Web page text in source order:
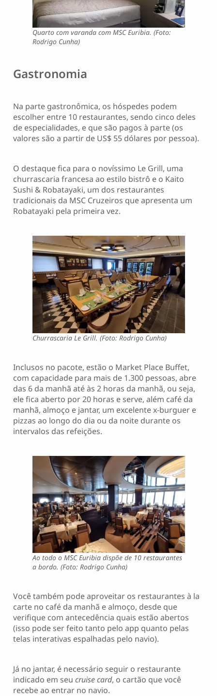
Quarto com varanda com MSC Euribia. (Foto:
Rodrigo Cunha)
Gastronomia
Na parte gastronômica, os hóspedes podem
escolher entre 10 restaurantes, sendo cinco deles
de especialidades, e que são pagos à parte (os
valores são a partir de US$ 55 dólares por pessoa).
O destaque fica para o novíssimo Le Grill, uma
churrascaria francesa ao estilo bistrô e o Kaito
Sushi & Robatayaki, um dos restaurantes
tradicionais da MSC Cruzeiros que apresenta um
Robatayaki pela primeira vez.
Churrascaria Le Grill. (Foto: Rodrigo Cunha)
Inclusos no pacote, estão o Market Place Buffet,
com capacidade para mais de 1.300 pessoas, abre
das 6 da manhã até às 2 horas da manhã, ou seja,
ele fica aberto por 20 horas e serve, além café da
manhã, almoço e jantar, um excelente x-burguer e
pizzas ao longo do dia ou da noite durante os
intervalos das refeições.
Ao todo o MSC Euribia dispõe de 10 restaurantes
a bordo. (Foto: Rodrigo Cunha)
Você também pode aproveitar os restaurantes à la
carte no café da manhã e almoço, desde que
verifique com antecedência quais estão abertos
(isso pode ser feito tanto pelo app quanto pelas
telas interativas espalhadas pelo navio).
Já no jantar, é necessário seguir o restaurante
indicado em seu cruise card, o cartão que você
recebe ao entrar no navio.